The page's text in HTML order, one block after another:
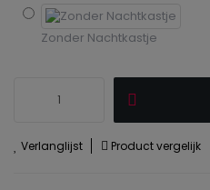
Zonder Nachtkastje
Verlanglijst Product vergelijk